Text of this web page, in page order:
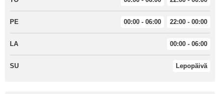
PE 00:00 - 06:00 22:00 - 00:00
LA 00:00 - 06:00
SU Lepopäivä